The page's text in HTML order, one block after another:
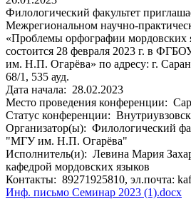
Филологический факультет
Межрегиональном научно-
«Проблемы орфографии мордовских
состоится 28 февраля 2023 г. в
им. Н.П. Огарёва» по адресу: г.
68/1, 535 ауд.
Дата начала: 28.02.2023
Место проведения конференции:
Статус конференции:
Организатор(ы): Филологический
"МГУ им. Н.П. Огарёва"
Исполнитель(и): Левина Мария
кафедрой мордовских языков
Контакты: 89271925810, эл.почта:
Инф. письмо Семинар 2023 (1).docx